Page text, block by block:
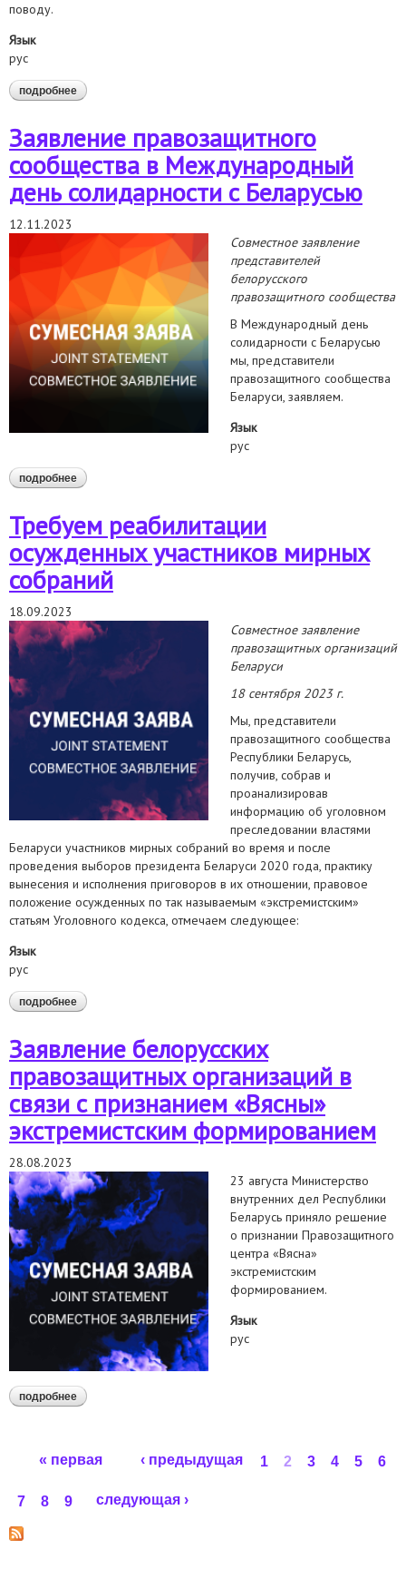
поводу.
Язык
рус
подробнее о заявление правозащитного сообщества беларуси по
поводу смерти политзаключённого вадима храсько
Заявление правозащитного
сообщества в Международный
день солидарности с Беларусью
12.11.2023
Совместное заявление
представителей
белорусского
правозащитного сообщества
В Международный день
солидарности с Беларусью
мы, представители
правозащитного сообщества
Беларуси, заявляем.
Язык
рус
подробнее о заявление правозащитного сообщества в международный
день солидарности с беларусью
Требуем реабилитации
осужденных участников мирных
собраний
18.09.2023
Совместное заявление
правозащитных организаций
Беларуси
18 сентября 2023 г.
Мы, представители
правозащитного сообщества
Республики Беларусь,
получив, собрав и
проанализировав
информацию об уголовном
преследовании властями
Беларуси участников мирных собраний во время и после
проведения выборов президента Беларуси 2020 года, практику
вынесения и исполнения приговоров в их отношении, правовое
положение осужденных по так называемым «экстремистским»
статьям Уголовного кодекса, отмечаем следующее:
Язык
рус
подробнее о требуем реабилитации осужденных участников мирных
собраний
Заявление белорусских
правозащитных организаций в
связи с признанием «Вясны»
экстремистским формированием
28.08.2023
23 августа Министерство
внутренних дел Республики
Беларусь приняло решение
о признании Правозащитного
центра «Вясна»
экстремистским
формированием.
Язык
рус
подробнее о заявление белорусских правозащитных организаций в
связи с признанием «вясны» экстремистским
« первая ‹ предыдущая 1 2 3 4 5 6
7 8 9 следующая ›